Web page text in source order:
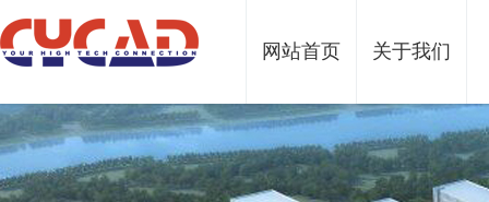
网站首页 关于我们